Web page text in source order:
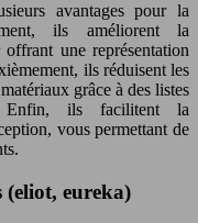
avantages pour la
ils améliorent la
une représentation
ils réduisent les
grâce à des listes
Enfin, ils facilitent la
vous permettant de
(eliot, eureka)